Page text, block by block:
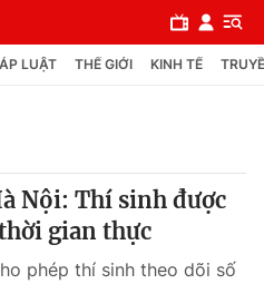
LUẬT THẾ GIỚI KINH TẾ
Nội: Thí sinh được
gian thực
phép thí sinh theo dõi số